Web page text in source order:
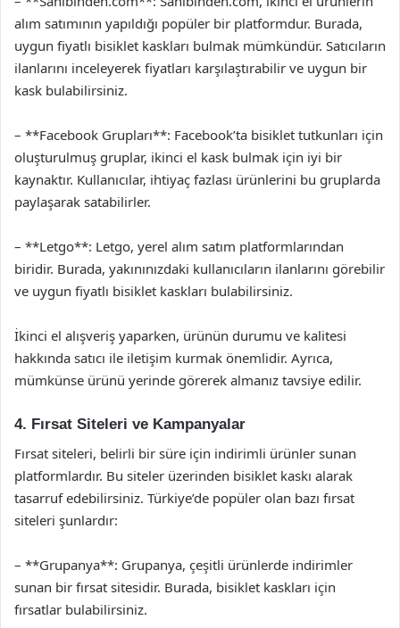
alım satımının yapıldığı popüler bir platformdur. Burada,
uygun fiyatlı bisiklet kaskları bulmak mümkündür. Satıcıların
ilanlarını inceleyerek fiyatları karşılaştırabilir ve uygun bir
kask bulabilirsiniz.
– **Facebook Grupları**: Facebook’ta bisiklet tutkunları için
oluşturulmuş gruplar, ikinci el kask bulmak için iyi bir
kaynaktır. Kullanıcılar, ihtiyaç fazlası ürünlerini bu gruplarda
paylaşarak satabilirler.
– **Letgo**: Letgo, yerel alım satım platformlarından
biridir. Burada, yakınınızdaki kullanıcıların ilanlarını görebilir
ve uygun fiyatlı bisiklet kaskları bulabilirsiniz.
İkinci el alışveriş yaparken, ürünün durumu ve kalitesi
hakkında satıcı ile iletişim kurmak önemlidir. Ayrıca,
mümkünse ürünü yerinde görerek almanız tavsiye edilir.
4. Fırsat Siteleri ve Kampanyalar
Fırsat siteleri, belirli bir süre için indirimli ürünler sunan
platformlardır. Bu siteler üzerinden bisiklet kaskı alarak
tasarruf edebilirsiniz. Türkiye’de popüler olan bazı fırsat
siteleri şunlardır:
– **Grupanya**: Grupanya, çeşitli ürünlerde indirimler
sunan bir fırsat sitesidir. Burada, bisiklet kaskları için
fırsatlar bulabilirsiniz.